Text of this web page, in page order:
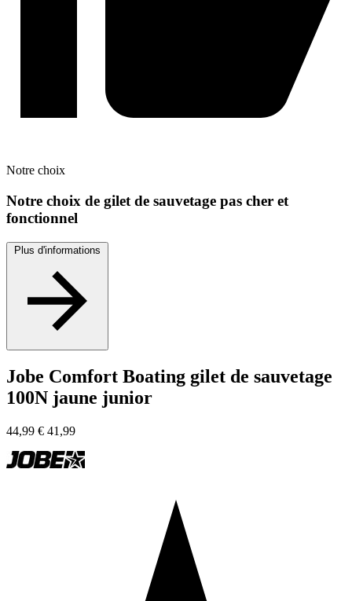
Notre choix
Notre choix de gilet de sauvetage pas cher et
fonctionnel
Plus d'informations
Jobe Comfort Boating gilet de sauvetage
100N jaune junior
44,99 € 41,99